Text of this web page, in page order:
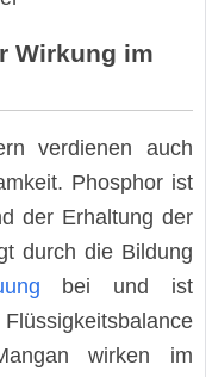
Wirkung im
verdienen auch
Phosphor ist
der Erhaltung der
durch die Bildung
bei und ist
wirken im